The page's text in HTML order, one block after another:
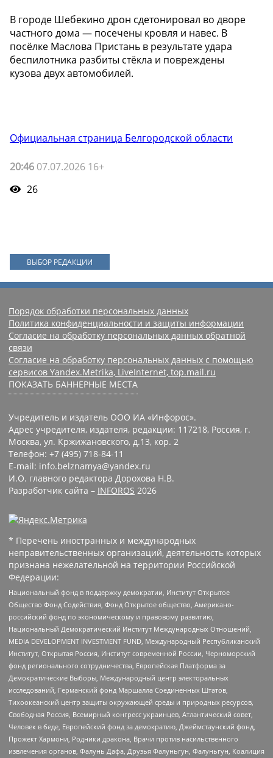
В городе Шебекино дрон сдетонировал во дворе
частного дома — посечены кровля и навес. В
посёлке Маслова Пристань в результате удара
беспилотника разбиты стёкла и повреждены
кузова двух автомобилей.
Официальная страница Белгородской области
20:46 07.07.2026 16+
26
ВЫБОР РЕДАКЦИИ
Порядок обработки персональных данных
Политика конфиденциальности и защиты информации
Согласие на обработку персональных данных обратной
связи
Согласие на обработку персональных данных с помощью
сервисов Yandex.Metrika, LiveInternet, top.mail.ru
ПОКАЗАТЬ БАННЕРНЫЕ МЕСТА
Учредитель и издатель ООО ИА «Инфорос».
Адрес учредителя, издателя, редакции: 117218, Россия, г.
Москва, ул. Кржижановского, д.13, кор. 2
Телефон: +7 (495) 718-84-11
E-mail: info.belznamya@yandex.ru
И.О. главного редактора Дорохова Н.В.
Разработчик сайта – INFOROS 2026
* Перечень иностранных и международных
неправительственных организаций, деятельность которых
признана нежелательной на территории Российской
Федерации:
Национальный фонд в поддержку демократии, Институт Открытое
Общество Фонд Содействия, Фонд Открытое общество, Американо-
российский фонд по экономическому и правовому развитию,
Национальный Демократический Институт Международных Отношений,
MEDIA DEVELOPMENT INVESTMENT FUND, Международный Республиканский
Институт, Открытая Россия, Институт современной России, Черноморский
фонд регионального сотрудничества, Европейская Платформа за
Демократические Выборы, Международный центр электоральных
исследований, Германский фонд Маршалла Соединенных Штатов,
Тихоокеанский центр защиты окружающей среды и природных ресурсов,
Свободная Россия, Всемирный конгресс украинцев, Атлантический совет,
Человек в беде, Европейский фонд за демократию, Джеймстаунский фонд,
Прожект Хармони, Родники дракона, Врачи против насильственного
извлечения органов, Фалунь Дафа, Друзья Фалуньгун, Фалуньгун, Коалиция